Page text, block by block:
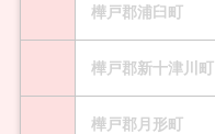
樺戸郡浦臼町
樺戸郡新十津川町
樺戸郡月形町